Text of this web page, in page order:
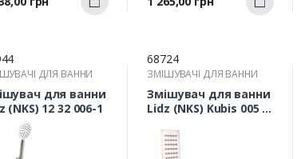
перегляд
Купити
перегляд
Купити
ДЛЯ ВАННИ
для ванни
(NKS) 12 32 006-1
68724
ЗМІШУВАЧІ ДЛЯ ВАННИ
Змішувач для ванни
Lidz (NKS) Kubis 005 з